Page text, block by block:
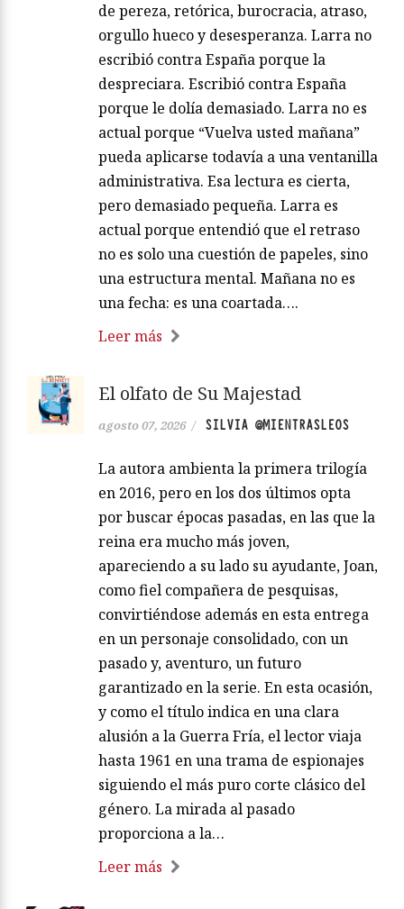
de pereza, retórica, burocracia, atraso,
orgullo hueco y desesperanza. Larra no
escribió contra España porque la
despreciara. Escribió contra España
porque le dolía demasiado. Larra no es
actual porque “Vuelva usted mañana”
pueda aplicarse todavía a una ventanilla
administrativa. Esa lectura es cierta,
pero demasiado pequeña. Larra es
actual porque entendió que el retraso
no es solo una cuestión de papeles, sino
una estructura mental. Mañana no es
una fecha: es una coartada….
Leer más
El olfato de Su Majestad
agosto 07, 2026 / SILVIA @MIENTRASLEOS
La autora ambienta la primera trilogía
en 2016, pero en los dos últimos opta
por buscar épocas pasadas, en las que la
reina era mucho más joven,
apareciendo a su lado su ayudante, Joan,
como fiel compañera de pesquisas,
convirtiéndose además en esta entrega
en un personaje consolidado, con un
pasado y, aventuro, un futuro
garantizado en la serie. En esta ocasión,
y como el título indica en una clara
alusión a la Guerra Fría, el lector viaja
hasta 1961 en una trama de espionajes
siguiendo el más puro corte clásico del
género. La mirada al pasado
proporciona a la…
Leer más